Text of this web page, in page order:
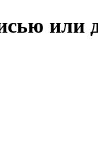
или